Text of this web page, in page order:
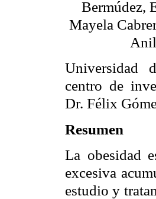
Bermúdez,
Mayela
Universidad
centro de
Dr. Félix
Resumen
La obesidad
excesiva
estudio y